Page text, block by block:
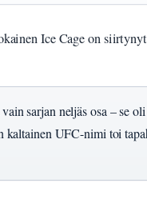
Ice Cage on
sarjan neljäs osa – se
UFC-nimi toi